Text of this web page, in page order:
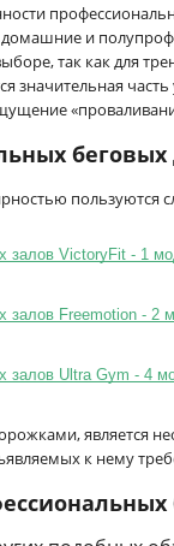
домашние и
так как для
залов VictoryFit - 1
залов Freemotion - 2
залов Ultra Gym - 4
является
к нему